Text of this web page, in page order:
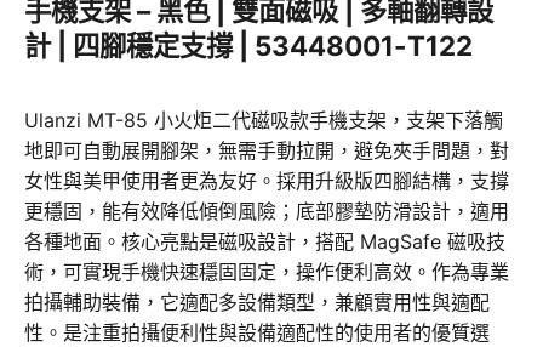
手機支架 – 黑色 | 雙面磁吸 | 多軸翻轉設
計 | 四腳穩定支撐 | 53448001-T122
Ulanzi MT-85 小火炬二代磁吸款手機支架，支架下落觸
地即可自動展開腳架，無需手動拉開，避免夾手問題，對
女性與美甲使用者更為友好。採用升級版四腳結構，支撐
更穩固，能有效降低傾倒風險；底部膠墊防滑設計，適用
各種地面。核心亮點是磁吸設計，搭配 MagSafe 磁吸技
術，可實現手機快速穩固固定，操作便利高效。作為專業
拍攝輔助裝備，它適配多設備類型，兼顧實用性與適配
性。是注重拍攝便利性與設備適配性的使用者的優質選